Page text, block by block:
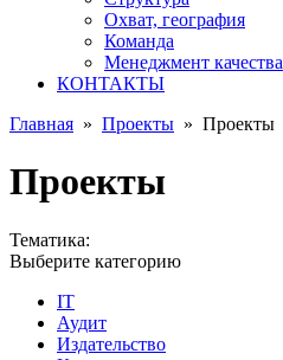
Охват, география
Команда
Менеджмент качества
КОНТАКТЫ
Главная » Проекты » Проекты
Проекты
Тематика:
Выберите категорию
IT
Аудит
Издательство